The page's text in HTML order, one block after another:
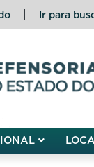
Ir para
Pública